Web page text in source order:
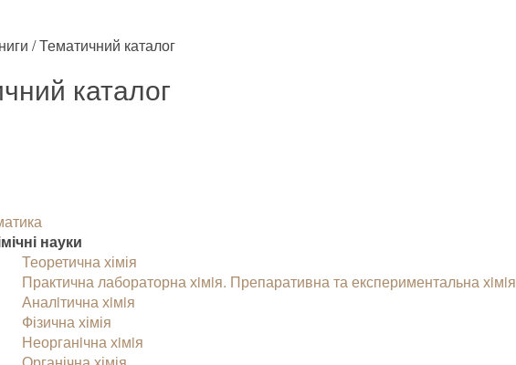
/ Тематичний каталог
каталог
науки
Теоретична хімія
Практична лабораторна хiмiя. Препаративна та експериментальна хiмiя
Аналiтична хiмiя
Фізична хімія
Неорганiчна хiмiя